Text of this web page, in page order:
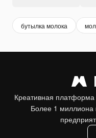
бутылка молока
Креативная
Более 1 миллиона